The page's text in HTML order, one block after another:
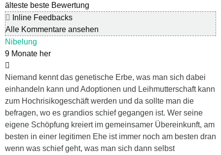
älteste beste Bewertung
Inline Feedbacks
Alle Kommentare ansehen
Nibelung
9 Monate her
Niemand kennt das genetische Erbe, was man sich dabei
einhandeln kann und Adoptionen und Leihmutterschaft kann
zum Hochrisikogeschäft werden und da sollte man die
befragen, wo es grandios schief gegangen ist. Wer seine
eigene Schöpfung kreiert im gemeinsamer Übereinkunft, am
besten in einer legitimen Ehe ist immer noch am besten dran
wenn was schief geht, was man sich dann selbst